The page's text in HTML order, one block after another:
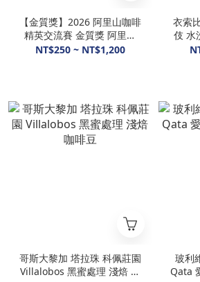
【金質獎】2026 阿里山咖啡
精英交流賽 金質獎 阿里山
鄒築園 藝伎 蜜處理 淺焙 咖
NT$250 ~ NT$1,200
衣索
伎 水
哥斯大黎加 塔拉珠 科佩莊園
Villalobos 黑蜜處理 淺焙 咖
玻利
Qata